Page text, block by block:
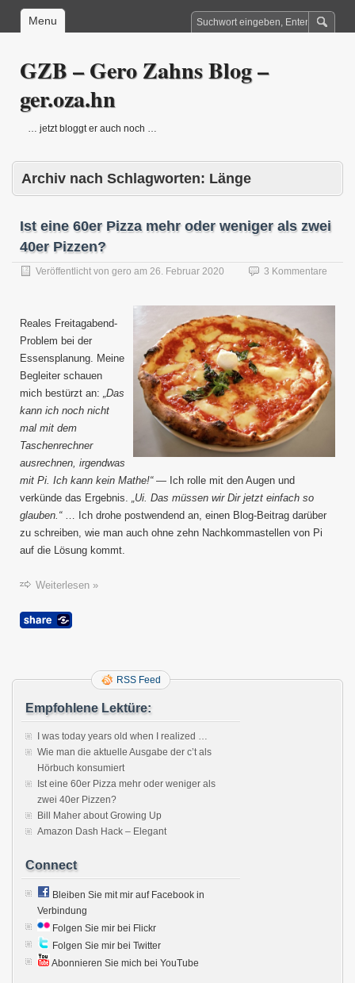
Menu
GZB – Gero Zahns Blog –
ger.oza.hn
… jetzt bloggt er auch noch …
Archiv nach Schlagworten: Länge
Ist eine 60er Pizza mehr oder weniger als zwei
40er Pizzen?
Veröffentlicht von gero am 26. Februar 2020 3 Kommentare
Reales Freitagabend-
Problem bei der
Essensplanung. Meine
Begleiter schauen
mich bestürzt an: „Das
kann ich noch nicht
mal mit dem
Taschenrechner
ausrechnen, irgendwas
mit Pi. Ich kann kein Mathe!“— Ich rolle mit den Augen und
verkünde das Ergebnis. „Ui. Das müssen wir Dir jetzt einfach so
glauben.“… Ich drohe postwendend an, einen Blog-Beitrag darüber
zu schreiben, wie man auch ohne zehn Nachkommastellen von Pi
auf die Lösung kommt.
Weiterlesen »
RSS Feed
Empfohlene Lektüre:
I was today years old when I realized …
Wie man die aktuelle Ausgabe der c’t als
Hörbuch konsumiert
Ist eine 60er Pizza mehr oder weniger als
zwei 40er Pizzen?
Bill Maher about Growing Up
Amazon Dash Hack – Elegant
Connect
Bleiben Sie mit mir auf Facebook in
Verbindung
Folgen Sie mir bei Flickr
Folgen Sie mir bei Twitter
Abonnieren Sie mich bei YouTube